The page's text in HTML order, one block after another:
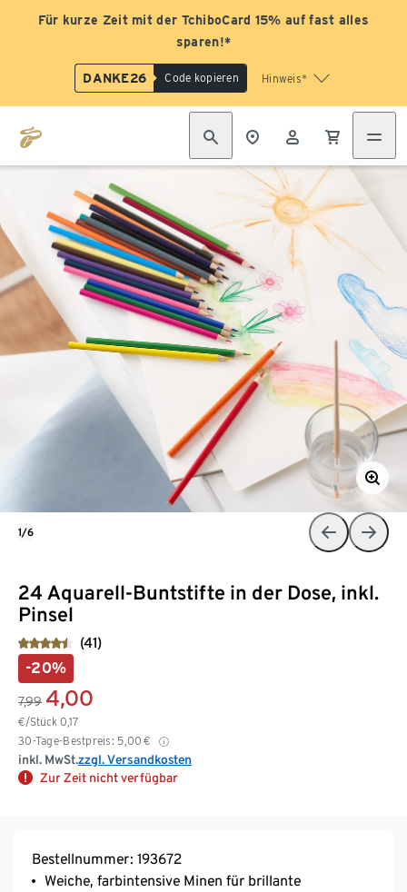
Für kurze Zeit mit der TchiboCard 15% auf fast alles
sparen!*
DANKE26 Code kopieren Hinweis*
24 Aquarell-Buntstifte in der Dose, inkl.
Pinsel
(41)
-20%
7,99 4,00
€/Stück 0,17
30-Tage-Bestpreis: 5,00 €
inkl. MwSt.zzgl. Versandkosten
Zur Zeit nicht verfügbar
1/6
Bestellnummer: 193672
Weiche, farbintensive Minen für brillante